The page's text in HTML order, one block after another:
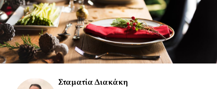
Σταματία Διακάκη